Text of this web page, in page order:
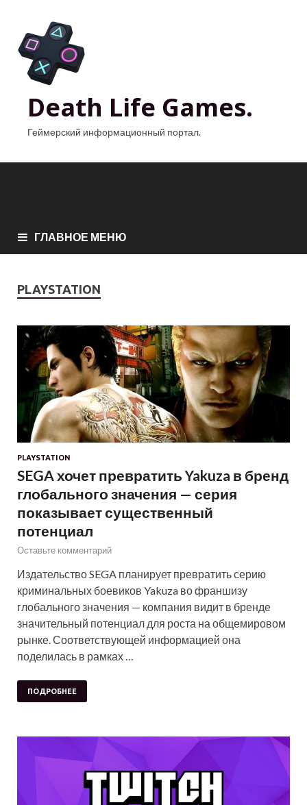
Death Life Games.
Геймерский информационный портал.
ГЛАВНОЕ МЕНЮ
PLAYSTATION
PLAYSTATION
SEGA хочет превратить Yakuza в бренд
глобального значения — серия
показывает существенный
потенциал
Оставьте комментарий
Издательство SEGA планирует превратить серию
криминальных боевиков Yakuza во франшизу
глобального значения — компания видит в бренде
значительный потенциал для роста на общемировом
рынке. Соответствующей информацией она
поделилась в рамках …
ПОДРОБНЕЕ